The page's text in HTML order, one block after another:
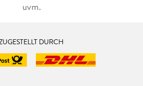
uvm.
DURCH